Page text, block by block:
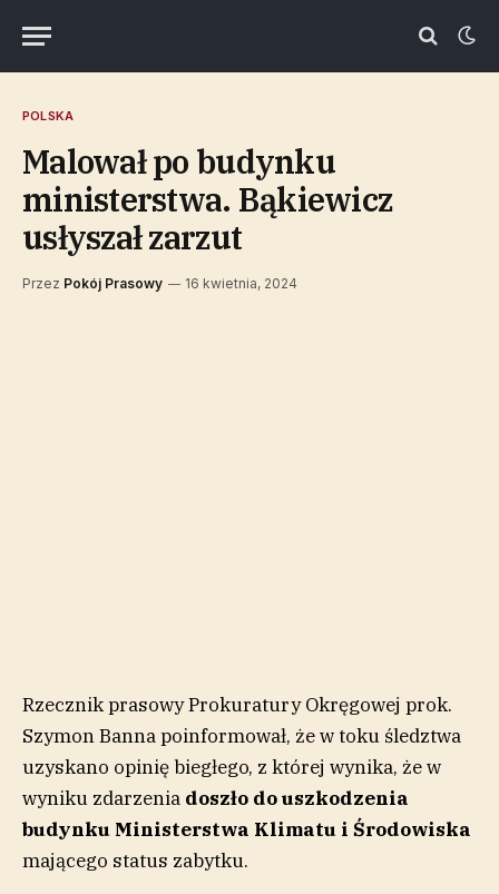
POLSKA
Malował po budynku
ministerstwa. Bąkiewicz
usłyszał zarzut
Przez Pokój Prasowy 16 kwietnia, 2024
Rzecznik prasowy Prokuratury Okręgowej prok.
Szymon Banna poinformował, że w toku śledztwa
uzyskano opinię biegłego, z której wynika, że w
wyniku zdarzenia doszło do uszkodzenia
budynku Ministerstwa Klimatu i Środowiska
mającego status zabytku.